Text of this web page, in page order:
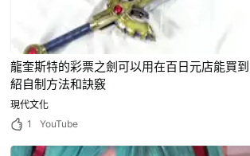
龍奎斯特的彩票之劍可以用在百日元店能買
紹自制方法和訣竅
現代文化
1
YouTube